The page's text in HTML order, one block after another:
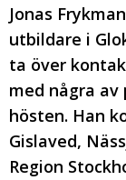
Jonas
utbildare i
ta över
med några
hösten. Han
Gislaved,
Region